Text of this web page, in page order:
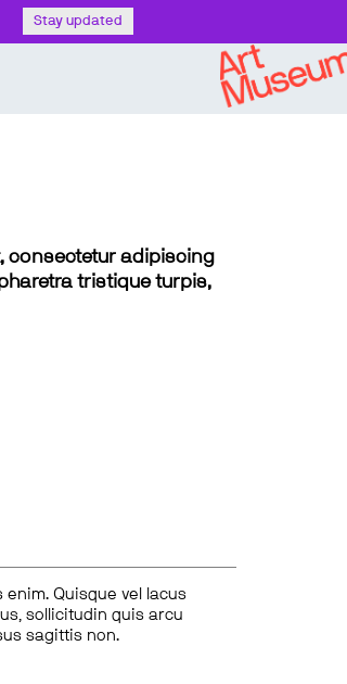
Stay updated
consectetur adipiscing
tristique turpis,
Quisque vel lacus
sollicitudin quis arcu
sagittis non.